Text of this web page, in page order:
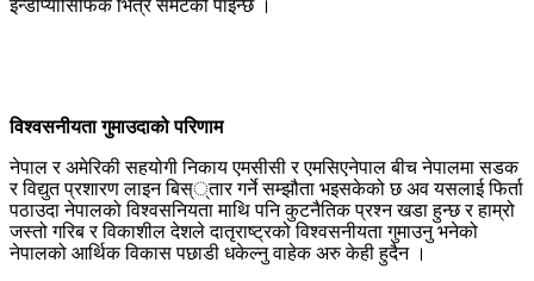
इन्डोप्यासिफिक भित्र समेटेको पाइन्छ ।
विश्वसनीयता गुमाउदाको परिणाम
नेपाल र अमेरिकी सहयोगी निकाय एमसीसी र एमसिएनेपाल बीच नेपालमा सडक
र विद्युत प्रशारण लाइन बिस््तार गर्ने सम्झौता भइसकेको छ अव यसलाई फिर्ता
पठाउदा नेपालको विश्वसनियता माथि पनि कुटनैतिक प्रश्न खडा हुन्छ र हाम्रो
जस्तो गरिब र विकाशील देशले दातृराष्ट्रको विश्वसनीयता गुमाउनु भनेको
नेपालको आर्थिक विकास पछाडी धकेल्नु वाहेक अरु केही हुदैन ।